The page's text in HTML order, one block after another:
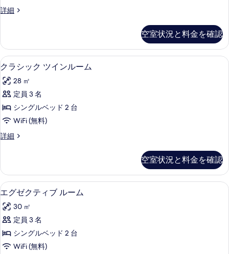
真
示
す
る
ス
ー
ト
の
す
べ
て
の
写
表
示
す
る
詳細
エ
テ
ィ
ブ
イ
ー
の
詳
空室状況と料金を確認
ク
ラ
シ
ッ
ク
イ
ル
ー
ム
の
す
べ
て
クラシック ツインルーム | ミニバー
3
クラシック ツインルーム
28 ㎡
定員 3 名
シングルベッド 2 台
WiFi (無料)
詳細
ク
ク
ツ
イ
ル
ー
の
詳
空室状況と料金を確認
エ
グ
ゼ
ク
テ
エグゼクティブ ルーム | ミニバーの
3
エグゼクティブ ルーム
30 ㎡
定員 3 名
シングルベッド 2 台
WiFi (無料)